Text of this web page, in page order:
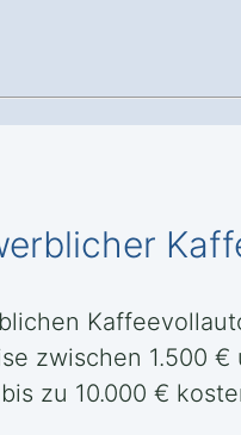
zwischen 1.500
zu 10.000 €